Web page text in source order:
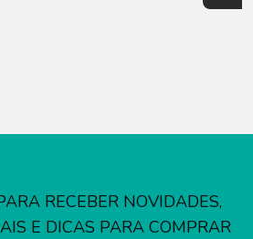
RECEBER NOVIDADES,
E DICAS PARA COMPRAR